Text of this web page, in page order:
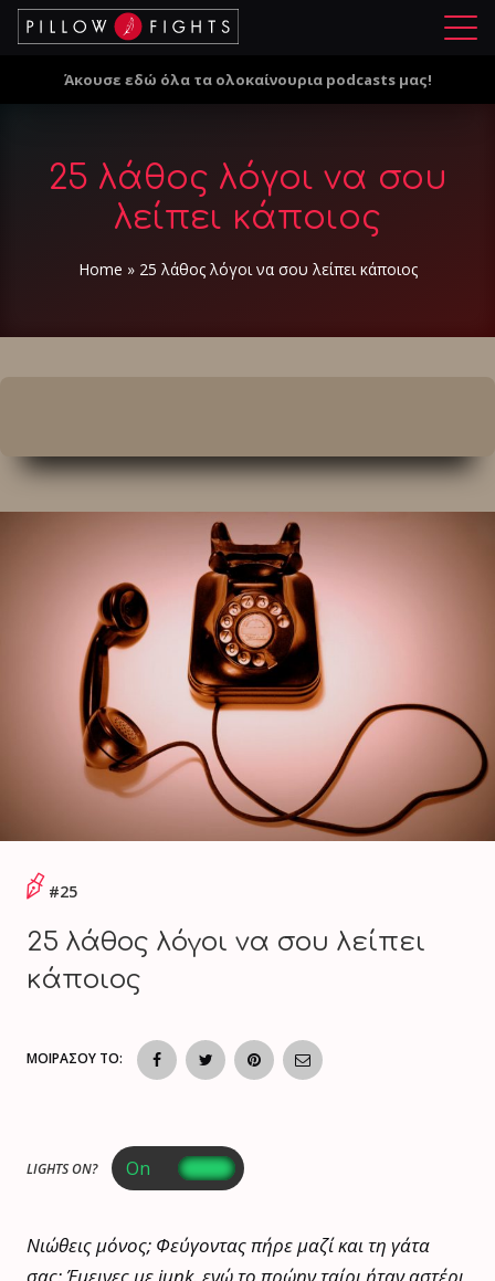
Μ
ο
Άκουσε εδώ όλα τα ολοκαίνουρια podcasts μας!
25 λάθος λόγοι να σου
λείπει κάποιος
Home » 25 λάθος λόγοι να σου λείπει κάποιος
#25
25 λάθος λόγοι να σου λείπει
κάποιος
ΜΟΙΡΑΣΟΥ ΤΟ:
LIGHTS ON?
Νιώθεις μόνος; Φεύγοντας πήρε μαζί και τη γάτα